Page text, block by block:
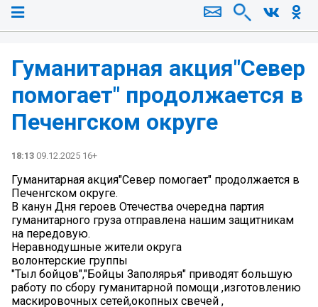
Гуманитарная акция"Север
помогает" продолжается в
Печенгском округе
18:13 09.12.2025 16+
Гуманитарная акция"Север помогает" продолжается в
Печенгском округе.
В канун Дня героев Отечества очередна партия
гуманитарного груза отправлена нашим защитникам
на передовую.
Неравнодушные жители округа
волонтерские группы
"Тыл бойцов","Бойцы Заполярья" приводят большую
работу по сбору гуманитарной помощи ,изготовлению
маскировочных сетей,окопных свечей ,